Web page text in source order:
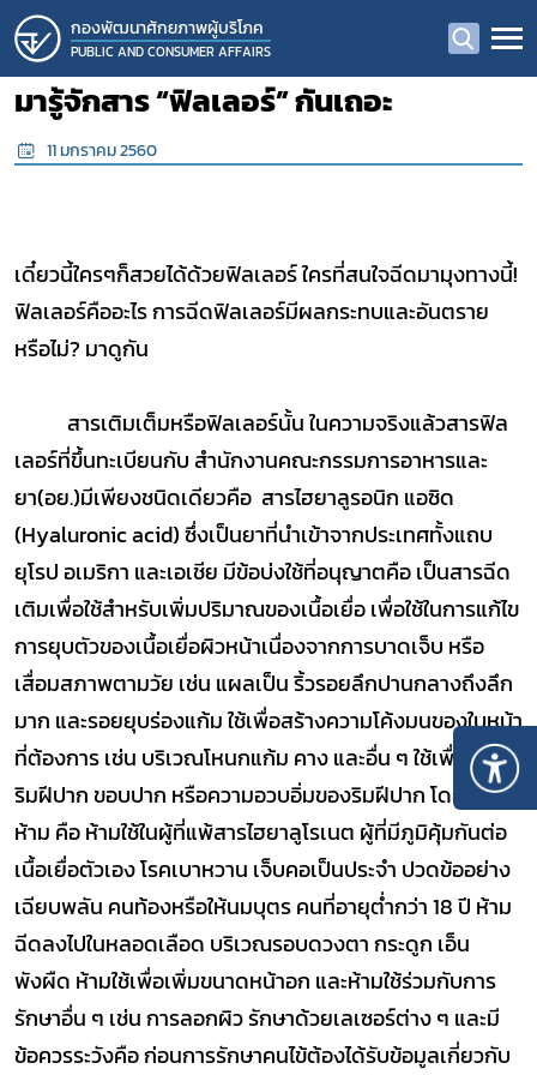
กองพัฒนาศักยภาพผู้บริโภค
PUBLIC AND CONSUMER AFFAIRS
มารู้จักสาร “ฟิลเลอร์” กันเถอะ
11 มกราคม 2560
เดี๋ยวนี้ใครๆก็สวยได้ด้วยฟิลเลอร์ ใครที่สนใจฉีดมามุงทางนี้!
ฟิลเลอร์คืออะไร การฉีดฟิลเลอร์มีผลกระทบและอันตราย
หรือไม่? มาดูกัน
สารเติมเต็มหรือฟิลเลอร์นั้น ในความจริงแล้วสารฟิล
เลอร์ที่ขึ้นทะเบียนกับ สำนักงานคณะกรรมการอาหารและ
ยา(อย.)มีเพียงชนิดเดียวคือ สารไฮยาลูรอนิก แอซิด
(Hyaluronic acid) ซึ่งเป็นยาที่นำเข้าจากประเทศทั้งแถบ
ยุโรป อเมริกา และเอเชีย มีข้อบ่งใช้ที่อนุญาตคือ เป็นสารฉีด
เติมเพื่อใช้สำหรับเพิ่มปริมาณของเนื้อเยื่อ เพื่อใช้ในการแก้ไข
การยุบตัวของเนื้อเยื่อผิวหน้าเนื่องจากการบาดเจ็บ หรือ
เสื่อมสภาพตามวัย เช่น แผลเป็น ริ้วรอยลึกปานกลางถึงลึก
มาก และรอยยุบร่องแก้ม ใช้เพื่อสร้างความโค้งมนของใบหน้า
ที่ต้องการ เช่น บริเวณโหนกแก้ม คาง และอื่น ๆ ใช้เพื่อเพิ่ม
ริมฝีปาก ขอบปาก หรือความอวบอิ่มของริมฝีปาก โดยมีข้อ
ห้าม คือ ห้ามใช้ในผู้ที่แพ้สารไฮยาลูโรเนต ผู้ที่มีภูมิคุ้มกันต่อ
เนื้อเยื่อตัวเอง โรคเบาหวาน เจ็บคอเป็นประจำ ปวดข้ออย่าง
เฉียบพลัน คนท้องหรือให้นมบุตร คนที่อายุต่ำกว่า 18 ปี ห้าม
ฉีดลงไปในหลอดเลือด บริเวณรอบดวงตา กระดูก เอ็น
พังผืด ห้ามใช้เพื่อเพิ่มขนาดหน้าอก และห้ามใช้ร่วมกับการ
รักษาอื่น ๆ เช่น การลอกผิว รักษาด้วยเลเซอร์ต่าง ๆ และมี
ข้อควรระวังคือ ก่อนการรักษาคนไข้ต้องได้รับข้อมูลเกี่ยวกับ